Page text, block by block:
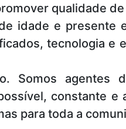
qualidade
idade e presente
tecnologia e
Somos agentes
constante e
para toda a